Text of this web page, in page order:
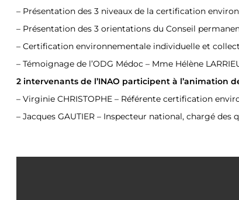
– Présentation des 3 niveaux de la certification
– Présentation des 3 orientations du Conseil
– Certification environnementale individuelle et
– Témoignage de l’ODG Médoc – Mme Hélène
2 intervenants de l’INAO participent à l’animation
– Virginie CHRISTOPHE – Référente certification
– Jacques GAUTIER – Inspecteur national, chargé